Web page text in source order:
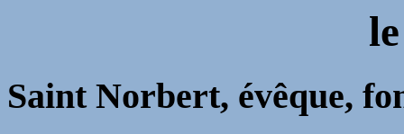
Saint Norbert, évêque,